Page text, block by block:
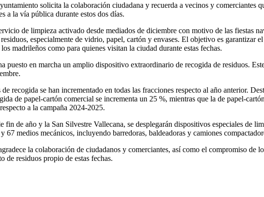
solicita la colaboración ciudadana y recuerda a vecinos y comerciantes
a la vía pública durante estos dos días.
de limpieza activado desde mediados de diciembre con motivo de las fiestas
especialmente de vidrio, papel, cartón y envases. El objetivo es garantizar
madrileños como para quienes visitan la ciudad durante estas fechas.
puesto en marcha un amplio dispositivo extraordinario de recogida de residuos.
recogida se han incrementado en todas las fracciones respecto al año anterior.
de papel-cartón comercial se incrementa un 25 %, mientras que la de papel-
a la campaña 2024-2025.
fin de año y la San Silvestre Vallecana, se desplegarán dispositivos especiales de
67 medios mecánicos, incluyendo barredoras, baldeadoras y camiones
la colaboración de ciudadanos y comerciantes, así como el compromiso de
de residuos propio de estas fechas.